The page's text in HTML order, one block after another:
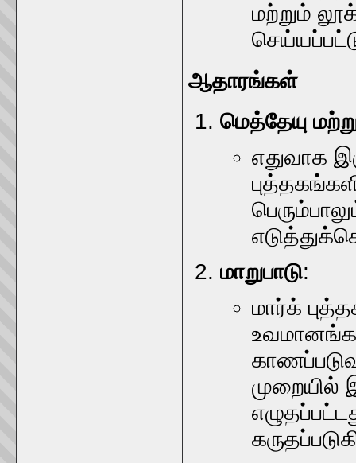
மற்றும்
ஆதாரங்கள்
மெத்தேயு
எதுவாக
மாறுபாடு:
மார்க்
முறையில்